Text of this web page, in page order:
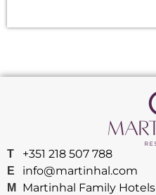
T
E
M
+351 218 507 788
info@martinhal.com
Martinhal Family